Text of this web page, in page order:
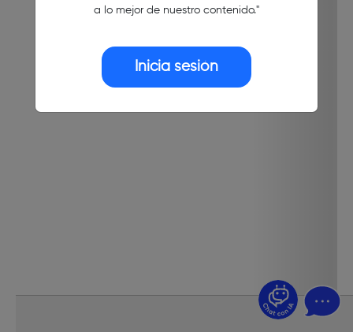
a lo mejor de nuestro contenido."
Inicia sesión